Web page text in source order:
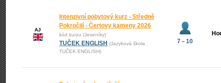
AJ
Intenzivní pobytový kurz - Středně
Pokročilí - Čertovy kameny 2026
kód kurzu (Jeseníky)
TUČEK ENGLISH (Jazyková škola
TUČEK ENGLISH)
7 – 10